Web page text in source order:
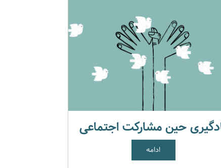
حین مشارکت اجتماعی
ادامه